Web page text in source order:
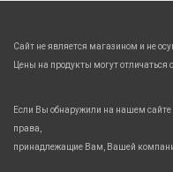
Сайт не является магазином и не
Цены на продукты могут отличаться
Если Вы обнаружили на нашем
права,
принадлежащие Вам, Вашей